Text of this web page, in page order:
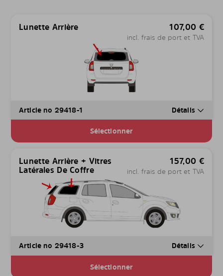
Lunette Arrière 107,00 €
incl. frais de port et TVA
Article no 29418-1 Détails
Sélectionner
Lunette Arrière + Vitres
Latérales De Coffre
157,00 €
incl. frais de port et TVA
Article no 29418-3 Détails
Sélectionner